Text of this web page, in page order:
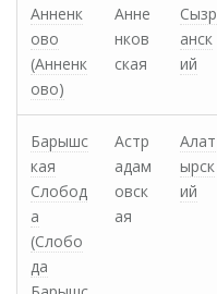
Анненк
ово
(Анненк
ово)
Анне
нков
ская
Сызр
анск
ий
Барышс
кая
Слобод
а
(Слобо
да
Астр
адам
овск
ая
Алат
ырск
ий